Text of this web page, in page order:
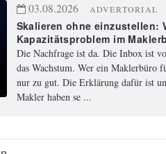
03.08.2026 ADVERTORIAL
Skalieren ohne einzustellen:
Kapazitätsproblem im
Die Nachfrage ist da. Die Inbox ist
das Wachstum. Wer ein Maklerbüro
nur zu gut. Die Erklärung dafür ist
Makler haben se ...